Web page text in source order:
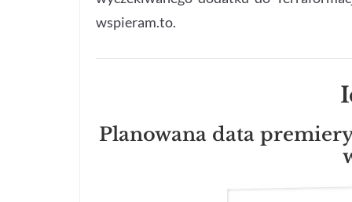
wspieram.to.
Planowana data